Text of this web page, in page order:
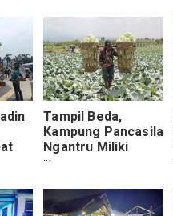
Tampil Beda,
Kampung Pancasila
Ngantru Miliki
Sederet